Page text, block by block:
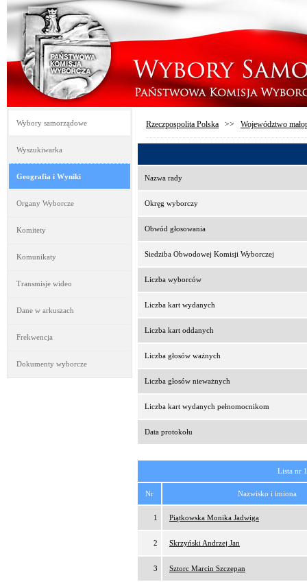
Wybory samorządowe
Wyszukiwarka
Geografia i Wyniki
Organy Wyborcze
Komitety
Komunikaty
Transmisje wideo
Dane w arkuszach
Frekwencja
Dokumenty wyborcze
Rzeczpospolita Polska >> Województwo
Nazwa rady
Okręg wyborczy
Obwód głosowania
Siedziba Obwodowej Komisji Wyborczej
Liczba wyborców
Liczba kart wydanych
Liczba kart oddanych
Liczba głosów ważnych
Liczba głosów nieważnych
Liczba kart wydanych pełnomocnikom
Data protokołu
Lista nr
Nr Nazwisko i imiona
1 Piątkowska Monika Jadwiga
2 Skrzyński Andrzej Jan
3 Sztorc Marcin Szczepan